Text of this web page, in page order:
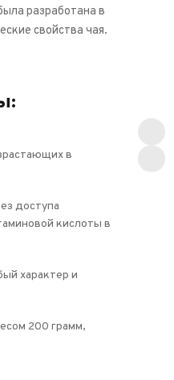
разработана в
свойства чая.
в
доступа
кислоты в
характер и
200 грамм,